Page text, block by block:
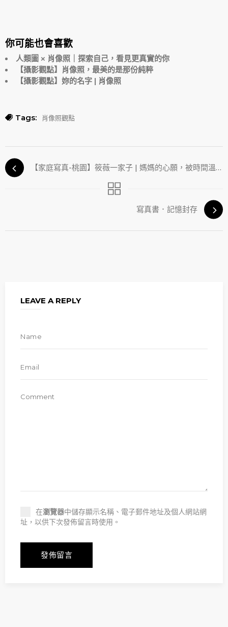
你可能也會喜歡
人類圖 × 肖像照｜探索自己，看見更真實的你
【攝影觀點】肖像照，最美的是那份純粹
【攝影觀點】妳的名字 | 肖像照
Tags: 肖像照觀點
【家庭寫真-桃園】筱薇一家子 | 媽媽的心願，被時間溫柔收藏
寫真書．記憶封存
LEAVE A REPLY
在瀏覽器中儲存顯示名稱、電子郵件地址及個人網站網
址，以供下次發佈留言時使用。